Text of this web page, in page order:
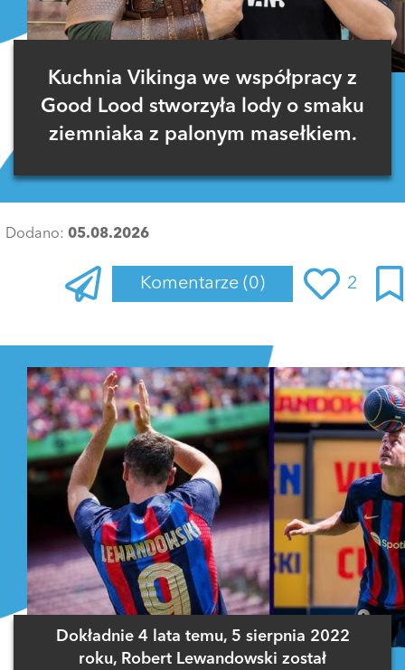
Kuchnia Vikinga we współpracy z
Good Lood stworzyła lody o smaku
ziemniaka z palonym masełkiem.
Dodano: 05.08.2026
Komentarze (0) 2
Dokładnie 4 lata temu, 5 sierpnia 2022
roku, Robert Lewandowski został